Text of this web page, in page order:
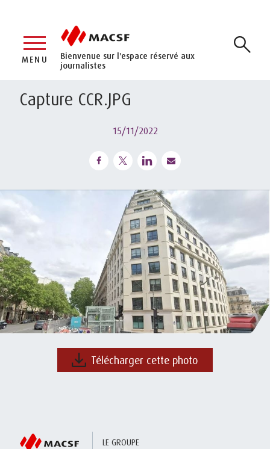
Bienvenue sur l'espace réservé aux
journalistes
MENU
Capture CCR.JPG
15/11/2022
Télécharger cette photo
LE GROUPE